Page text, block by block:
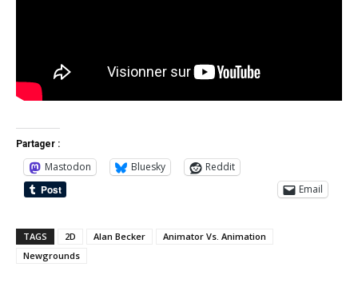
Partager :
Mastodon Bluesky
Reddit
Email
TAGS 2D Alan Becker
Animator Vs. Animation
Newgrounds